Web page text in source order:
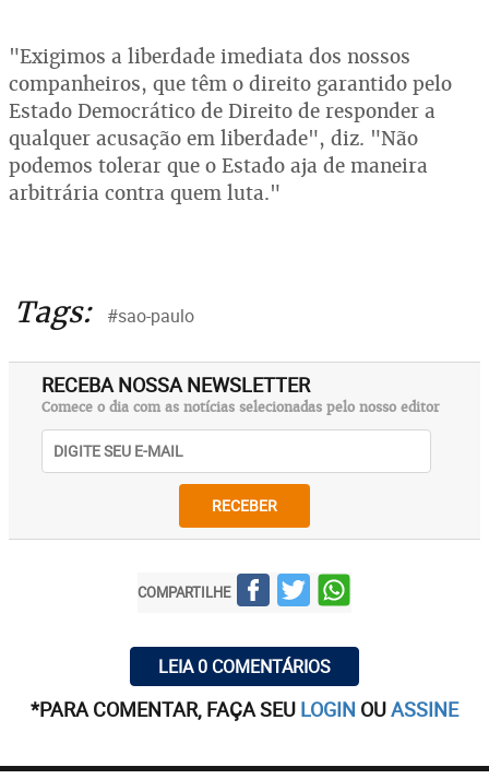
"Exigimos a liberdade imediata dos nossos
companheiros, que têm o direito garantido pelo
Estado Democrático de Direito de responder a
qualquer acusação em liberdade", diz. "Não
podemos tolerar que o Estado aja de maneira
arbitrária contra quem luta."
Tags: #sao-paulo
RECEBA NOSSA NEWSLETTER
Comece o dia com as notícias selecionadas pelo nosso editor
RECEBER
COMPARTILHE
LEIA 0 COMENTÁRIOS
*PARA COMENTAR, FAÇA SEU LOGIN OUASSINE